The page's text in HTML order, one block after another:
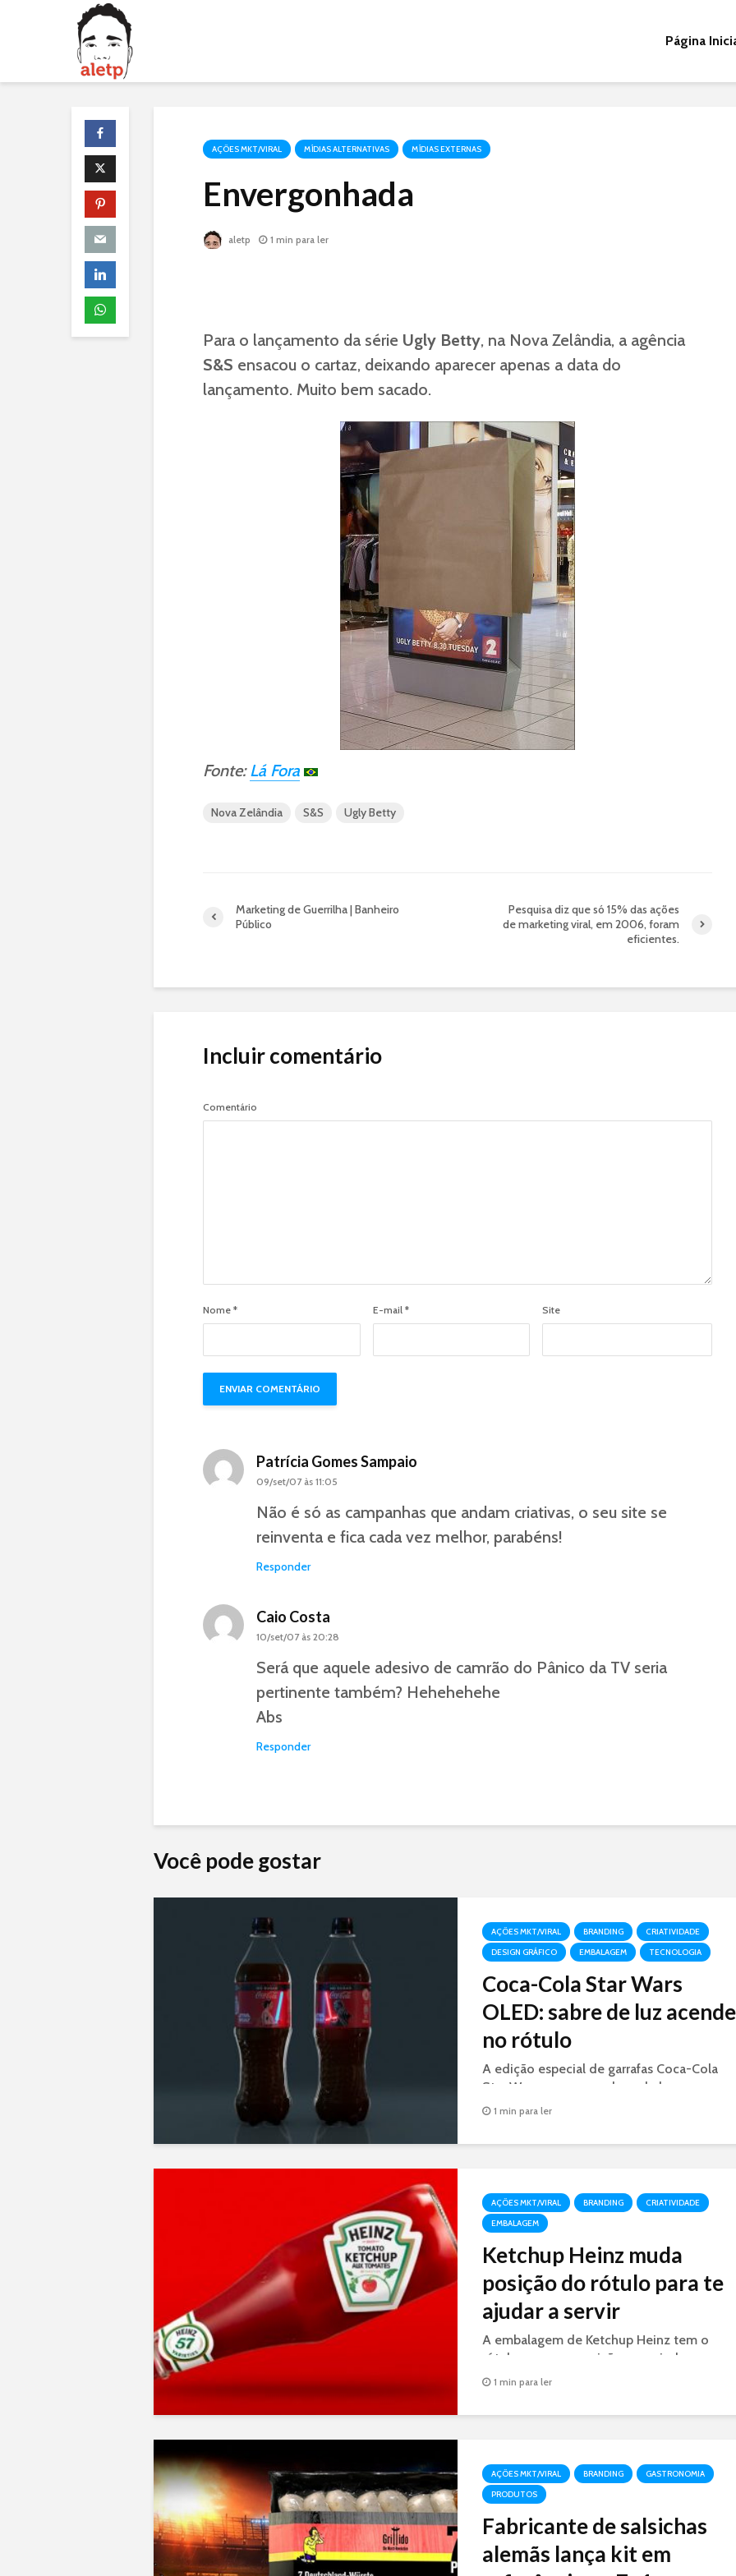
Página
AÇÕES MKT/VIRAL MÍDIAS ALTERNATIVAS MÍDIAS EXTERNAS
Envergonhada
aletp 1 min para ler
Para o lançamento da série Ugly Betty, na Nova Zelândia, a agência
S&S ensacou o cartaz, deixando aparecer apenas a data do
lançamento. Muito bem sacado.
Fonte:Lá Fora
Nova Zelândia S&S Ugly Betty
Marketing de Guerrilha | Banheiro
Público
Pesquisa diz que só 15% das ações
de marketing viral, em 2006, foram
eficientes.
Incluir comentário
Comentário
Nome * E-mail * Site
Patrícia Gomes Sampaio
09/set/07 às 11:05
Não é só as campanhas que andam criativas, o seu site se
reinventa e fica cada vez melhor, parabéns!
Responder
Caio Costa
10/set/07 às 20:28
Será que aquele adesivo de camrão do Pânico da TV seria
pertinente também? Hehehehehe
Abs
Responder
Você pode gostar
AÇÕES MKT/VIRAL BRANDING
CRIATIVIDADE
DESIGN GRÁFICO
EMBALAGEM TECNOLOGIA
Coca-Cola Star Wars
OLED: sabre de luz acende
no rótulo
A edição especial de garrafas Coca-Cola
Star Wars, possuem sabres de luz nas cores
azul e vermelho que ficam iluminados
1 min para ler
AÇÕES MKT/VIRAL BRANDING
CRIATIVIDADE
EMBALAGEM
Ketchup Heinz muda
posição do rótulo para te
ajudar a servir
A embalagem de Ketchup Heinz tem o
rótulo em nova posição para ajudar o
consumidor a servir a quantidade certa de
1 min para ler
AÇÕES MKT/VIRAL BRANDING
GASTRONOMIA
PRODUTOS
Fabricante de salsichas
alemãs lança kit em